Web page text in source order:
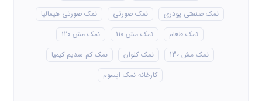
نمک صنعتی پودری
نمک صورتی
نمک صورتی هیمالیا
نمک طعام
نمک مش 110
نمک مش 120
نمک مش 130
نمک کلوان
نمک کم سدیم کیمیا
کارخانه نمک اپسوم